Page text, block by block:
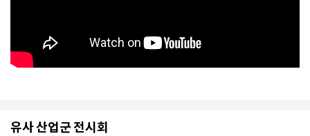
유사 산업군 전시회